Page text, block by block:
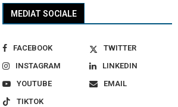
MEDIAT SOCIALE
FACEBOOK
TWITTER
INSTAGRAM
LINKEDIN
YOUTUBE
EMAIL
TIKTOK